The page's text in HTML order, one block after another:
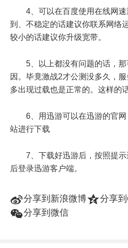
4、可以在百度使用在线网
到、不稳定的话建议你联系网络
较小的话建议你升级宽带。
5、以上都没有问题的话，
因。毕竟激战2才公测没多久，
多出现过载也是正常的。这样的
6、用迅游可以在迅游的官
站进行下载
7、下载好迅游后，按照提
后登录迅游客户端。
t分享到新浪微博z分享
w分享到微信